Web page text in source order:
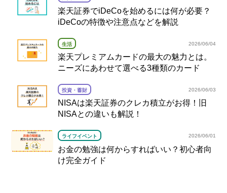
楽天証券でiDeCoを始めるには何が必要？
iDeCoの特徴や注意点などを解説
生活 2026/06/04
楽天プレミアムカードの最大の魅力とは。
ニーズにあわせて選べる3種類のカード
投資・蓄財 2026/06/03
NISAは楽天証券のクレカ積立がお得！旧
NISAとの違いも解説！
ライフイベント 2026/06/01
お金の勉強は何からすればいい？初心者向
け完全ガイド